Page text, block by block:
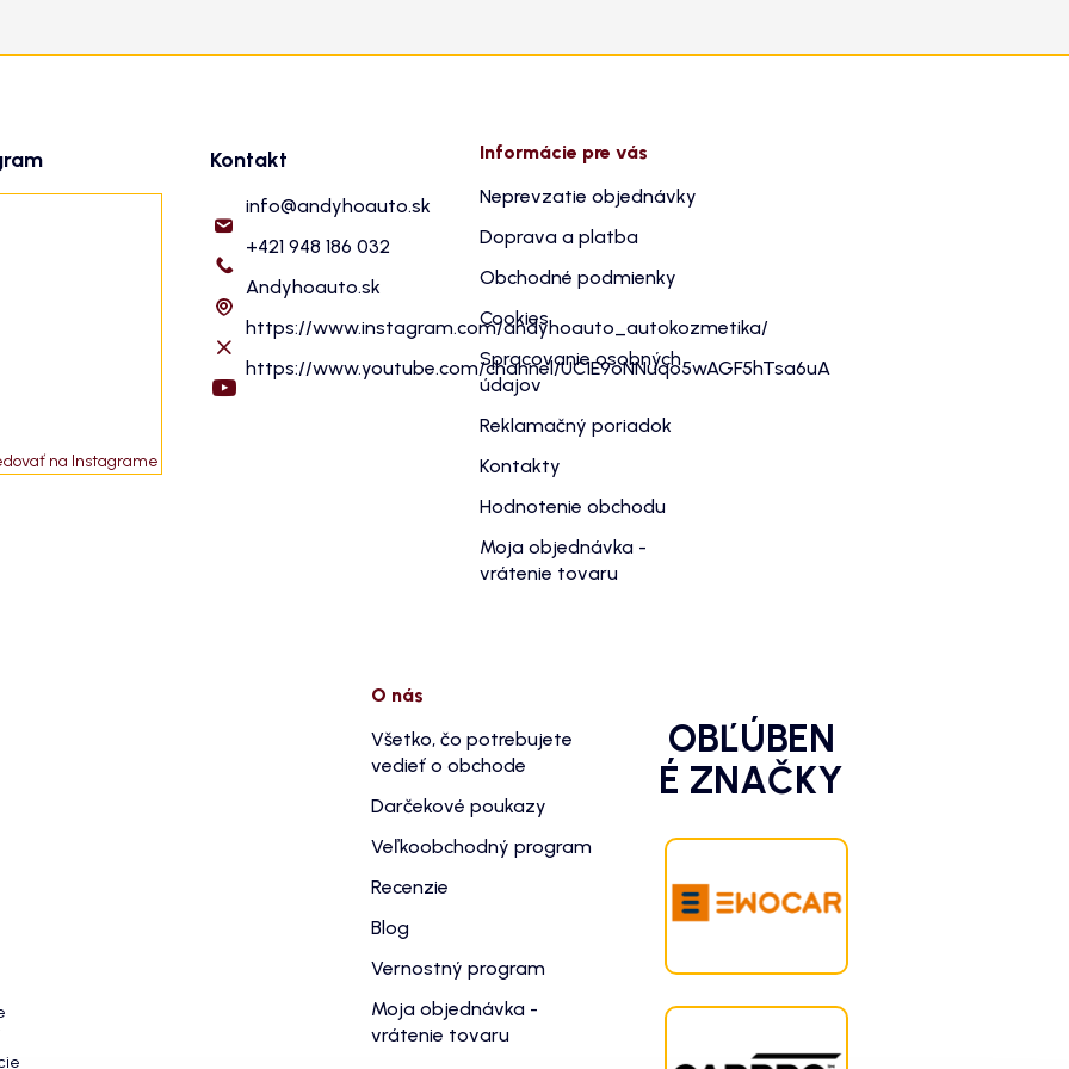
na Instagrame
Kontakt
info@andyhoauto.sk
+421 948 186 032
Andyhoauto.sk
https://www.instagram.com/andyhoauto_autokozmetika/
https://www.youtube.com/channel/UC1E9oNNuqo5wAGF5hTsa6uA
Informácie pre vás
Neprevzatie objednávky
Doprava a platba
Obchodné podmienky
Cookies
Spracovanie osobných
údajov
Reklamačný poriadok
Kontakty
Hodnotenie obchodu
Moja objednávka -
vrátenie tovaru
O nás
Všetko, čo potrebujete
vedieť o obchode
Darčekové poukazy
Veľkoobchodný program
Recenzie
Blog
Vernostný program
Moja objednávka -
vrátenie tovaru
OBĽÚBEN
É ZNAČKY